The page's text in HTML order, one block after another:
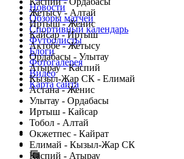
Жетысу - Алтай
Иртыш - Женис
Кайсар - Иртыш
Актобе - Жетысу
Ордабасы - Улытау
Атырау - Каспий
Кызыл-Жар СК - Елимай
Астана - Женис
Улытау - Ордабасы
Иртыш - Кайсар
Тобол - Алтай
Окжетпес - Кайрат
Елимай - Кызыл-Жар СК
Каспий - Атырау
Новости
Обзоры матчей
Спортивный календарь
Футболисты
Блоги
Фотогалерея
Видео
Карта сайта
Есть идея?
Сообщить о мероприятии
Перейти на старый сайт